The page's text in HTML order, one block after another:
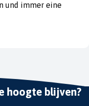
und immer eine
hoogte blijven?